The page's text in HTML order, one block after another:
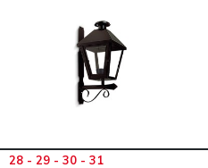
28 - 29 - 30 - 31